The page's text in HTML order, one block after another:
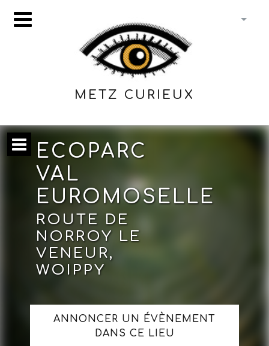
METZ CURIEUX
ECOPARC
VAL
EUROMOSELLE
ROUTE DE
NORROY LE
VENEUR,
WOIPPY
ANNONCER UN ÉVÈNEMENT
DANS CE LIEU